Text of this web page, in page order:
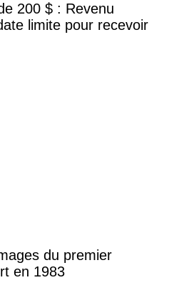
200 $ : Revenu
limite pour recevoir
du premier
en 1983